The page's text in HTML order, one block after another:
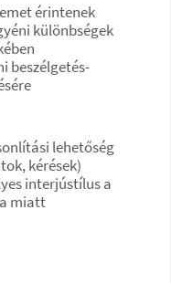
érintenek
különbségek
beszélgetés-
lehetőség
kérések)
interjústílus a
miatt